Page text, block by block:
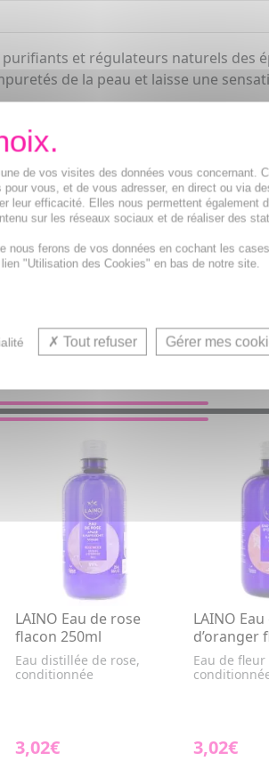
et régulateurs naturels des
de la peau et laisse une
Eau florale, Eau
LAINO Eau de rose
flacon 250ml
Eau distillée de rose,
conditionnée
3,02€
LAINO
d’oranger
Eau de
3,02€
de vos visites des données vous concernant.
vous, et de vous adresser, en direct ou via
leur efficacité. Elles nous permettent également
sur les réseaux sociaux et de réaliser des
nous ferons de vos données en cochant les
"Utilisation des Cookies" en bas de notre site.
Tout refuser Gérer mes